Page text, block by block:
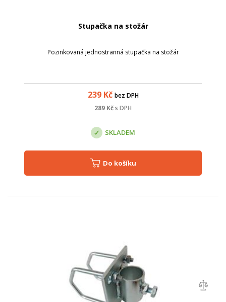
Stupačka na stožár
Pozinkovaná jednostranná stupačka na stožár
239Kč bez DPH
289 Kčs DPH
SKLADEM
Do košíku